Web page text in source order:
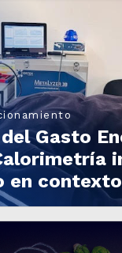
Gasto
en